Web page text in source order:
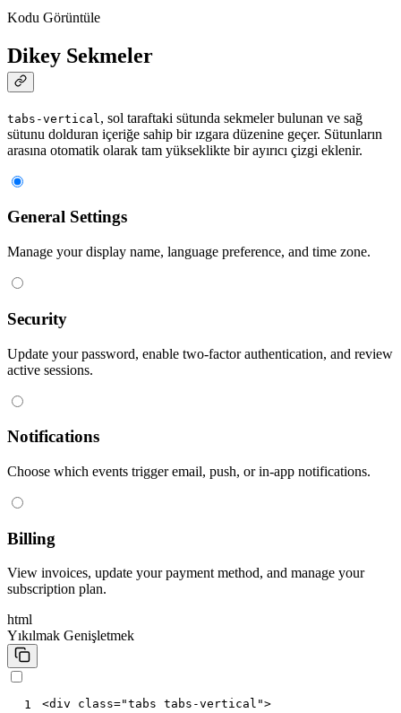
Kodu Görüntüle
Dikey Sekmeler
tabs-vertical , sol taraftaki sütunda sekmeler bulunan ve sağ
sütunu dolduran içeriğe sahip bir ızgara düzenine geçer. Sütunların
arasına otomatik olarak tam yükseklikte bir ayırıcı çizgi eklenir.
General Settings
Manage your display name, language preference, and time zone.
Security
Update your password, enable two-factor authentication, and review
active sessions.
Notifications
Choose which events trigger email, push, or in-app notifications.
Billing
View invoices, update your payment method, and manage your
subscription plan.
html
Yıkılmak Genişletmek
1
<div class="tabs tabs-vertical">